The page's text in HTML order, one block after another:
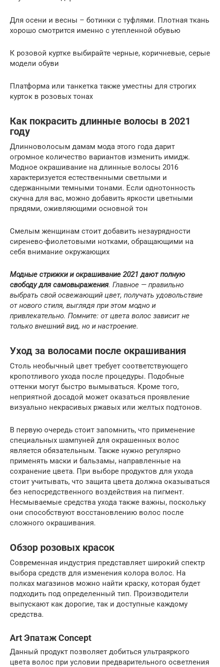
Для осени и весны – ботинки с туфлями. Плотная ткань
хорошо смотрится именно с утепленной обувью
К розовой куртке выбирайте черные, коричневые, серые
модели обуви
Платформа или танкетка также уместны для строгих
курток в розовых тонах
Как покрасить длинные волосы в 2021
году
Длинноволосым дамам мода этого года дарит
огромное количество вариантов изменить имидж.
Модное окрашивание на длинные волосы 2016
характеризуется естественными светлыми и
сдержанными темными тонами. Если однотонность
скучна для вас, можно добавить яркости цветными
прядями, оживляющими основной тон
Смелым женщинам стоит добавить незаурядности
сиренево-фиолетовыми нотками, обращающими на
себя внимание окружающих
Модные стрижки и окрашивание 2021 дают полную
свободу для самовыражения. Главное — правильно
выбрать свой освежающий цвет, получать удовольствие
от нового стиля, выглядя при этом модно и
привлекательно. Помните: от цвета волос зависит не
только внешний вид, но и настроение.
Уход за волосами после окрашивания
Столь необычный цвет требует соответствующего
кропотливого ухода после процедуры. Подобные
оттенки могут быстро вымываться. Кроме того,
неприятной досадой может оказаться проявление
визуально некрасивых ржавых или желтых подтонов.
В первую очередь стоит запомнить, что применение
специальных шампуней для окрашенных волос
является обязательным. Также нужно регулярно
применять маски и бальзамы, направленные на
сохранение цвета. При выборе продуктов для ухода
стоит учитывать, что защита цвета должна оказываться
без непосредственного воздействия на пигмент.
Несмываемые средства ухода также важны, поскольку
они способствуют восстановлению волос после
сложного окрашивания.
Обзор розовых красок
Современная индустрия представляет широкий спектр
выбора средств для изменения колора волос. На
полках магазинов можно найти краску, которая будет
подходить под определенный тип. Производители
выпускают как дорогие, так и доступные каждому
средства.
Art Эпатаж Concept
Данный продукт позволяет добиться ультраяркого
цвета волос при условии предварительного осветления